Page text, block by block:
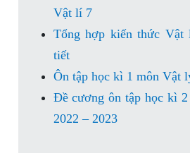
Vật lí 7
Tổng hợp kiến thức
tiết
Ôn tập học kì 1 môn Vật
Đề cương ôn tập học kì
2022 – 2023